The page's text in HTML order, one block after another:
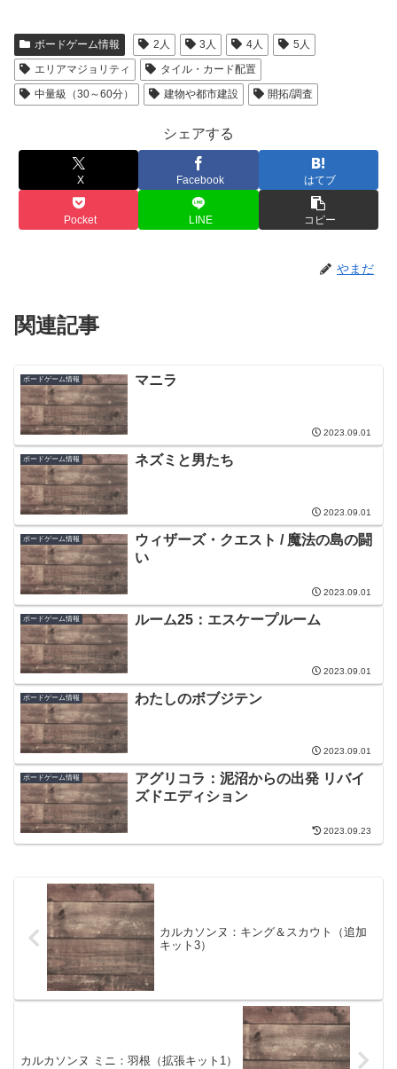
ボードゲーム情報 2人 3人 4人
5人
エリアマジョリティ
タイル・カード配置
中量級（30～60分）
建物や都市建設 開拓/調査
シェアする
X Facebook はてブ
Pocket LINE コピー
やまだ
関連記事
ボードゲーム情報 マニラ
2023.09.01
ボードゲーム情報 ネズミと男たち
2023.09.01
ボードゲーム情報
ウィザーズ・クエスト / 魔法の島の闘
い
2023.09.01
ボードゲーム情報 ルーム25：エスケープルーム
2023.09.01
ボードゲーム情報 わたしのボブジテン
2023.09.01
ボードゲーム情報
アグリコラ：泥沼からの出発 リバイ
ズドエディション
2023.09.23
カルカソンヌ：キング＆スカウト（追加
キット3）
カルカソンヌ ミニ：羽根（拡張キット1）